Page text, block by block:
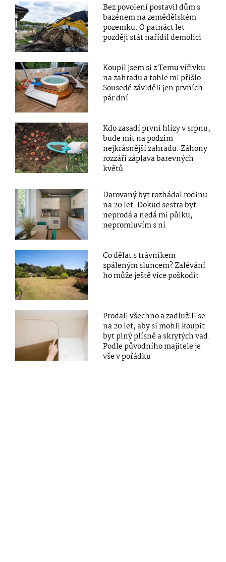
Bez povolení postavil dům s
bazénem na zemědělském
pozemku. O patnáct let
později stát nařídil demolici
Koupil jsem si z Temu vířivku
na zahradu a tohle mi přišlo.
Sousedé záviděli jen prvních
pár dní
Kdo zasadí první hlízy v srpnu,
bude mít na podzim
nejkrásnější zahradu. Záhony
rozzáří záplava barevných
květů
Darovaný byt rozhádal rodinu
na 20 let. Dokud sestra byt
neprodá a nedá mi půlku,
nepromluvím s ní
Co dělat s trávníkem
spáleným sluncem? Zalévání
ho může ještě více poškodit
Prodali všechno a zadlužili se
na 20 let, aby si mohli koupit
byt plný plísně a skrytých vad.
Podle původního majitele je
vše v pořádku